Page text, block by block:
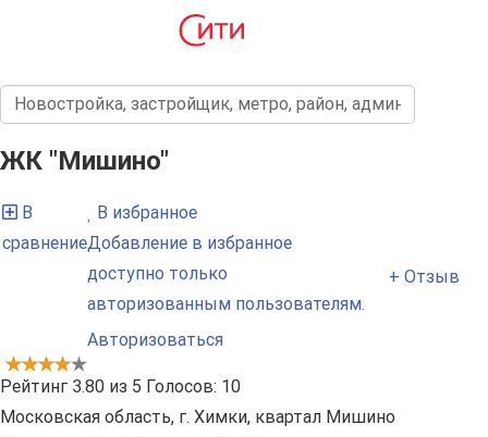
ЖК "Мишино"
В
сравнение
В избранное
Добавление в избранное
доступно только
авторизованным пользователям.
Авторизоваться
+ Отзыв
Рейтинг 3.80 из 5 Голосов: 10
Московская область, г. Химки, квартал Мишино